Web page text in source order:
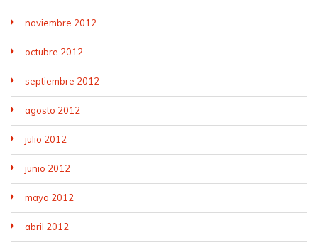
noviembre 2012
octubre 2012
septiembre 2012
agosto 2012
julio 2012
junio 2012
mayo 2012
abril 2012